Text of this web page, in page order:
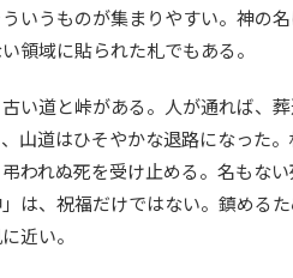
いうものが集まりやすい。神の
領域に貼られた札でもある。
い道と峠がある。人が通れば、
山道はひそやかな退路になった
われぬ死を受け止める。名もな
は、祝福だけではない。鎮める
近い。